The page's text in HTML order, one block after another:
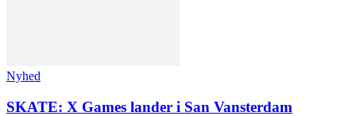
Nyhed
SKATE: X Games lander i San Vansterdam